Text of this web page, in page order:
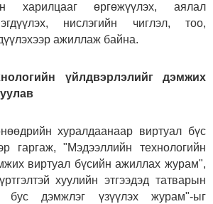
харилцааг өргөжүүлэх, аялал
нислэгийн чиглэл, тоо,
ажиллаж байна.
үйлдвэрлэлийг дэмжих
хуралдаанаар виртуал бүс
гаргаж, "Мэдээллийн технологийн
виртуал бүсийн ажиллах журам",
хуулийн этгээдэд татварын
бус дэмжлэг үзүүлэх журам"-ыг